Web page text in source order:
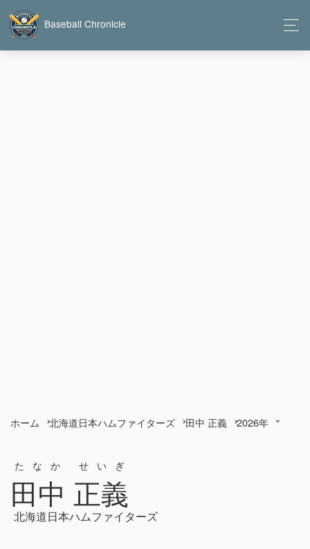
Baseball Chronicle
ホーム 北海道日本ハムファイターズ 田中 正義 2026年
田中 正義
たなか せいぎ
北海道日本ハムファイターズ